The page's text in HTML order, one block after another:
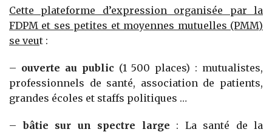
Cette plateforme d’expression organisée par la
FDPM et ses petites et moyennes mutuelles (PMM)
se veut :
– ouverte au public (1 500 places) : mutualistes,
professionnels de santé, association de patients,
grandes écoles et staffs politiques …
–bâtie sur un spectre large : La santé de la